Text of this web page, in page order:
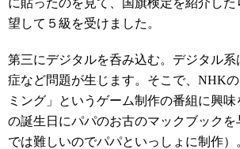
に貼ったのを見て、国旗検定を紹介し
望して５級を受けました。
第三にデジタルを呑み込む。デジタル
症など問題が生じます。そこで、 NHKの
ミング」というゲーム制作の番組に興味
の誕生日にパパのお古のマックブックを
では難しいのでパパといっしょに制作